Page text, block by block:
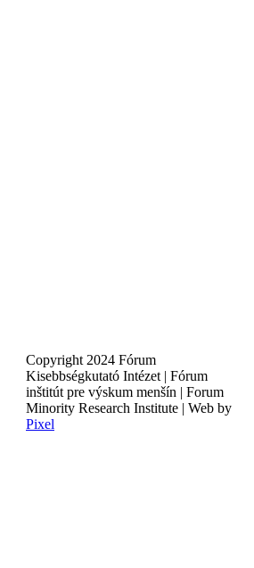
Copyright 2024 Fórum
Kisebbségkutató Intézet | Fórum
inštitút pre výskum menšín | Forum
Minority Research Institute | Web by
Pixel